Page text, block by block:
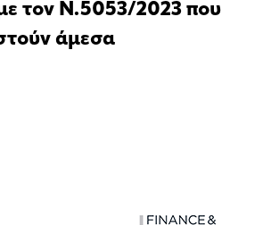
τον Ν.5053/2023 που
άμεσα